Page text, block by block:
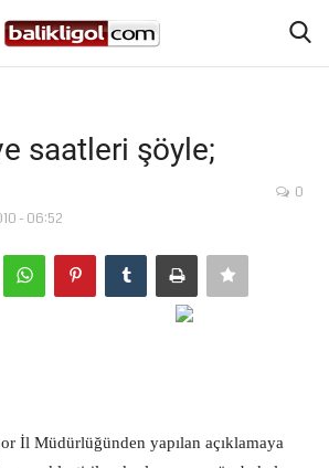
saatleri şöyle;
- 06:52
0
İl Müdürlüğünden yapılan açıklamaya